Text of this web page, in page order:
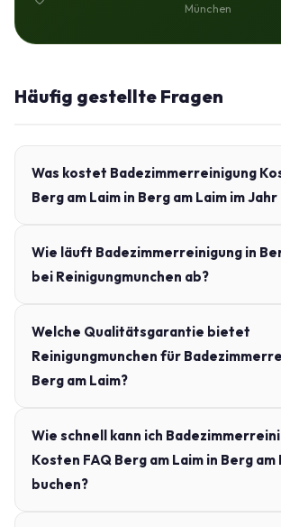
München
Häufig gestellte Fragen
Was kostet Badezimmerreinigung
Berg am Laim in Berg am Laim im
Wie läuft Badezimmerreinigung in
bei Reinigungmunchen ab?
Welche Qualitätsgarantie bietet
Reinigungmunchen für
Berg am Laim?
Wie schnell kann ich
Kosten FAQ Berg am Laim in Berg am
buchen?